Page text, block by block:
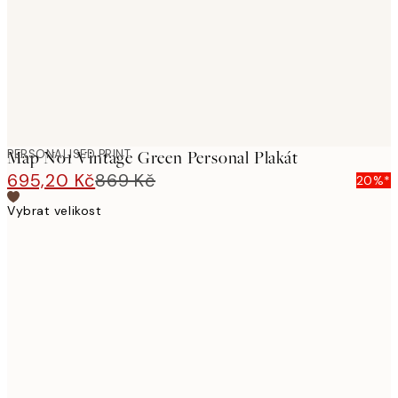
PERSONALISED PRINT
Map No1 Vintage Green Personal Plakát
695,20 Kč869 Kč
20%*
Vybrat velikost